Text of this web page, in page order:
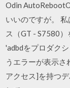
Odin
いいのですが。
ス（GT - S7580
'adbdをプロダク
うエラーが表示さ
アクセス]を持つ